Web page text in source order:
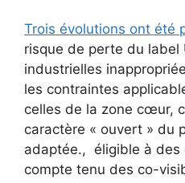
Trois évolutions ont été
risque de perte du label
industrielles
les contraintes
celles de la zone cœur,
caractère « ouvert » du
adaptée., éligible à des
compte tenu des co-